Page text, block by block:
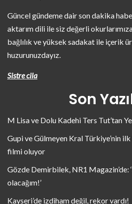
Güncel gündeme dair son dakika
aktarım dili ile siz değerli
bağlılık ve yüksek sadakat ile içerik
huzurunuzdayız.
Sistre cila
Son
M Lisa ve Dolu Kadehi Ters Tut’tan
Gupi ve Gülmeyen Kral Türkiye’nin
filmi oluyor
Gözde Demirbilek, NR1 Magazin’de:
olacağım!’
Kayseri’de izdiham değil, rekor vardı!